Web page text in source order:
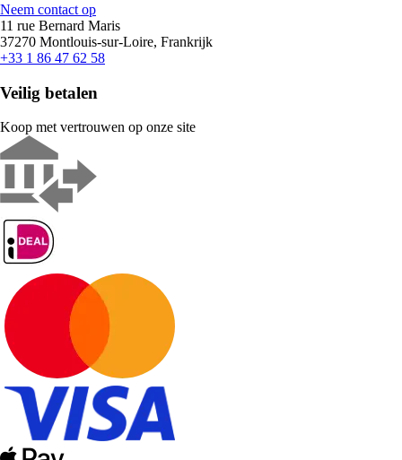
Neem contact op
11 rue Bernard Maris
37270 Montlouis-sur-Loire, Frankrijk
+33 1 86 47 62 58
Veilig betalen
Koop met vertrouwen op onze site